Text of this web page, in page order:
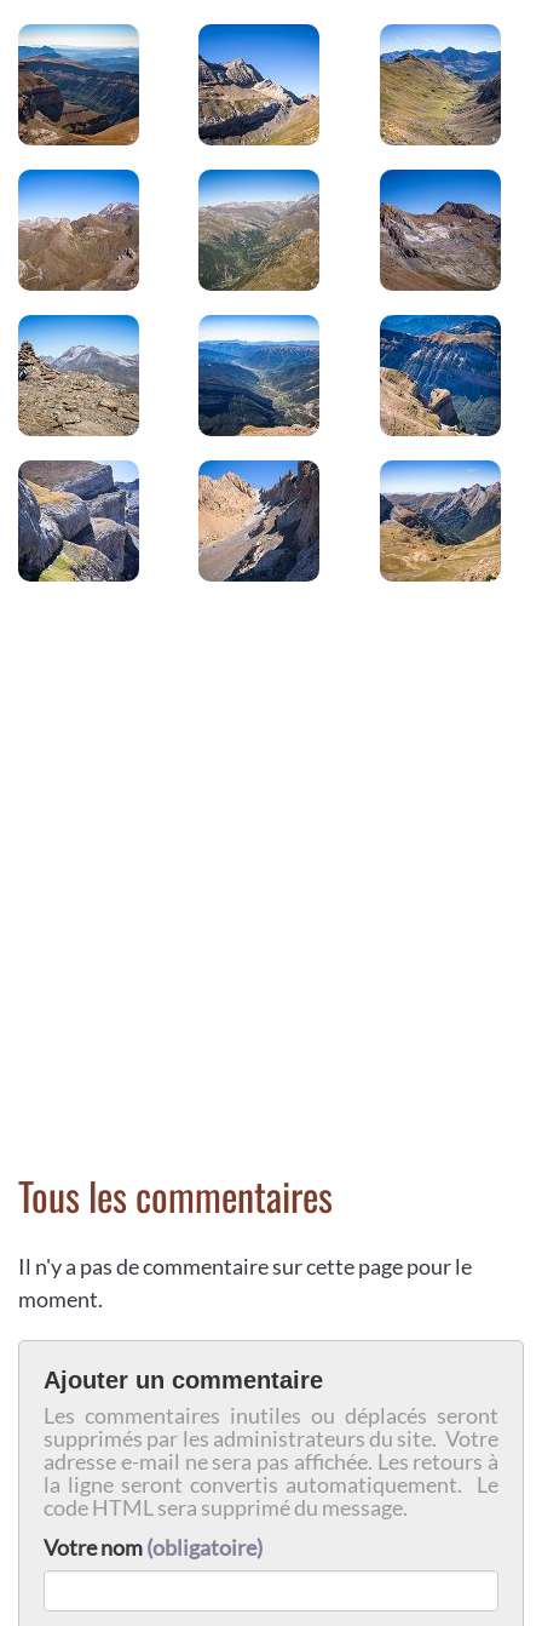
Tous les commentaires
Il n'y a pas de commentaire sur cette page pour le
moment.
Ajouter un commentaire
Les commentaires inutiles ou déplacés seront
supprimés par les administrateurs du site. Votre
adresse e-mail ne sera pas affichée. Les retours à
la ligne seront convertis automatiquement. Le
code HTML sera supprimé du message.
Votre nom(obligatoire)